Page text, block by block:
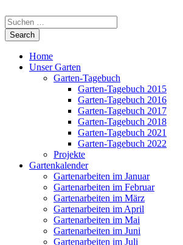
Home
Unser Garten
Garten-Tagebuch
Garten-Tagebuch 2015
Garten-Tagebuch 2016
Garten-Tagebuch 2017
Garten-Tagebuch 2018
Garten-Tagebuch 2021
Garten-Tagebuch 2022
Projekte
Gartenkalender
Gartenarbeiten im Januar
Gartenarbeiten im Februar
Gartenarbeiten im März
Gartenarbeiten im April
Gartenarbeiten im Mai
Gartenarbeiten im Juni
Gartenarbeiten im Juli